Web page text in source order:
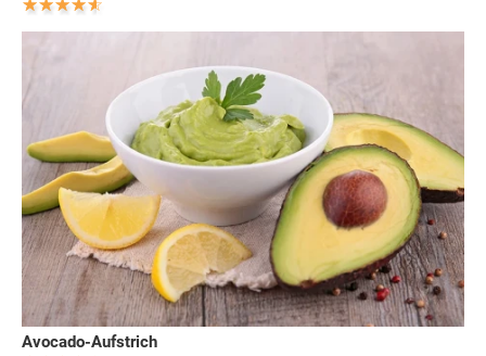
Avocado-Aufstrich